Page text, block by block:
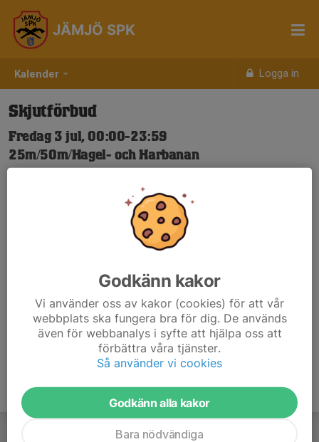
Kalender Logga in
JÄMJÖ SPK
Skjutförbud
Fredag 3 jul, 00:00-23:59
25m/50m/Hagel- och Harbanan
Nya Skjuttider-igen.pdf
Godkänn kakor
Vi använder oss av kakor (cookies) för att vår
webbplats ska fungera bra för dig. De används
även för webbanalys i syfte att hjälpa oss att
förbättra våra tjänster.
Så använder vi cookies
Godkänn alla kakor
Bara nödvändiga